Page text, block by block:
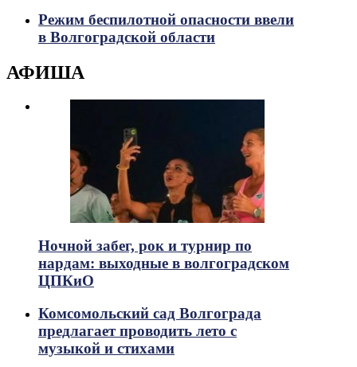
Режим беспилотной опасности ввели
в Волгоградской области
АФИША
Ночной забег, рок и турнир по
нардам: выходные в волгоградском
ЦПКиО
Комсомольский сад Волгограда
предлагает проводить лето с
музыкой и стихами